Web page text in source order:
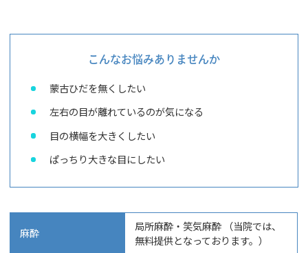
こんなお悩みありませんか
蒙古ひだを無くしたい
左右の目が離れているのが気になる
目の横幅を大きくしたい
ぱっちり大きな目にしたい
麻酔
局所麻酔・笑気麻酔 （当院では、
無料提供となっております。）